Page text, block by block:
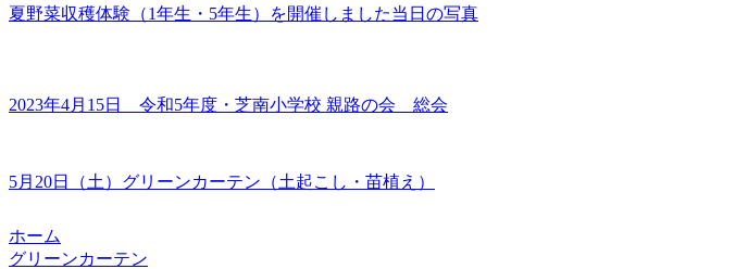
夏野菜収穫体験（1年生・5年生）を開催しました当日の写真
2023年4月15日 令和5年度・芝南小学校 親路の会 総会
5月20日（土）グリーンカーテン（土起こし・苗植え）
ホーム
グリーンカーテン